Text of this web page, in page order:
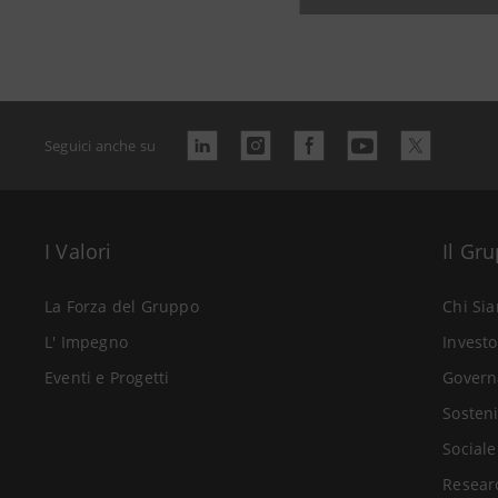
Seguici anche su
I Valori
La Forza del Gruppo
L' Impegno
Eventi e Progetti
Il
Chi
Sociale